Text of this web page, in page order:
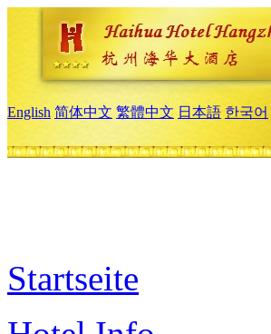
English 简体中文 繁體中文 日本語 한국어
Startseite